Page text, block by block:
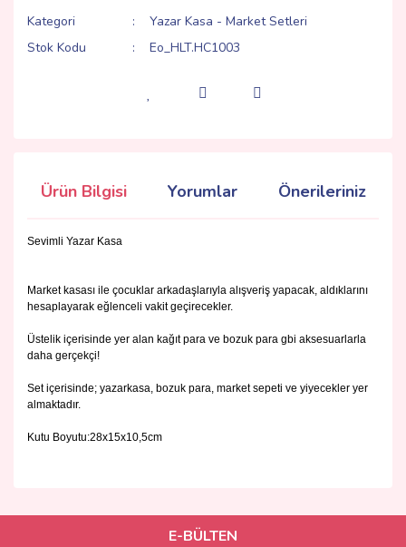
Kategori
Yazar Kasa - Market Setleri
Stok Kodu
Eo_HLT.HC1003
Ürün Bilgisi Yorumlar Önerileriniz
Sevimli Yazar Kasa
Market kasası ile çocuklar arkadaşlarıyla alışveriş yapacak, aldıklarını
hesaplayarak eğlenceli vakit geçirecekler.
Üstelik içerisinde yer alan kağıt para ve bozuk para gbi aksesuarlarla
daha gerçekçi!
Set içerisinde; yazarkasa, bozuk para, market sepeti ve yiyecekler yer
almaktadır.
Kutu Boyutu:28x15x10,5cm
kullanarak tarafımıza iletebilirsiniz.
Görüş ve önerileriniz için teşekkür ederiz.
E-BÜLTEN